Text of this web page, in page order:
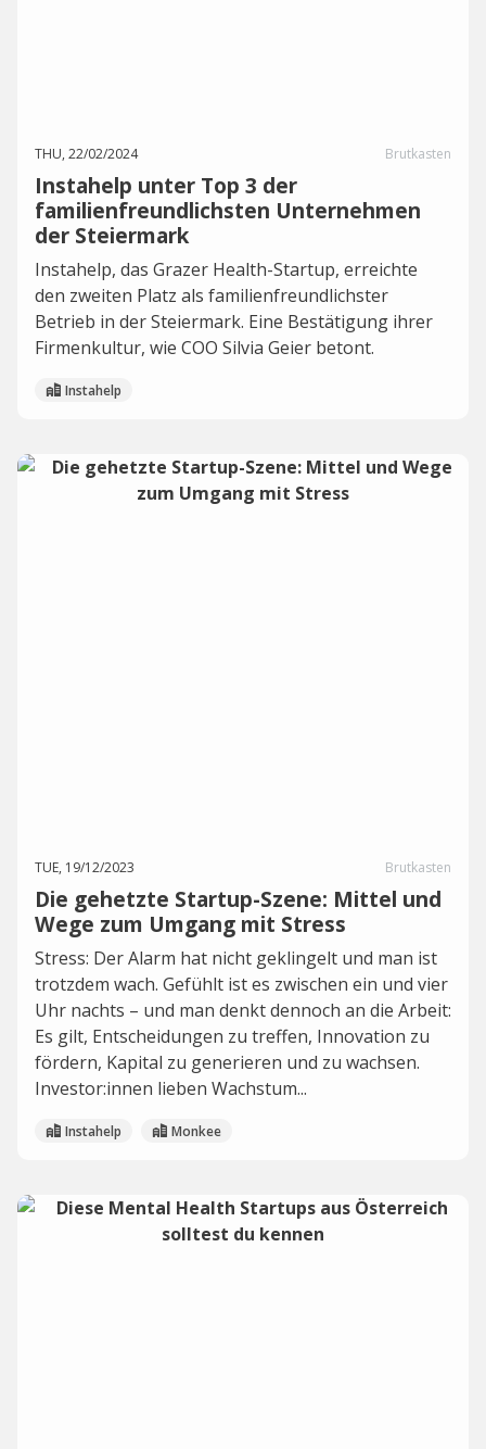
THU, 22/02/2024 Brutkasten
Instahelp unter Top 3 der
familienfreundlichsten Unternehmen
der Steiermark
Instahelp, das Grazer Health-Startup, erreichte
den zweiten Platz als familienfreundlichster
Betrieb in der Steiermark. Eine Bestätigung ihrer
Firmenkultur, wie COO Silvia Geier betont.
Instahelp
TUE, 19/12/2023 Brutkasten
Die gehetzte Startup-Szene: Mittel und
Wege zum Umgang mit Stress
Stress: Der Alarm hat nicht geklingelt und man ist
trotzdem wach. Gefühlt ist es zwischen ein und vier
Uhr nachts – und man denkt dennoch an die Arbeit:
Es gilt, Entscheidungen zu treffen, Innovation zu
fördern, Kapital zu generieren und zu wachsen.
Investor:innen lieben Wachstum...
Instahelp Monkee